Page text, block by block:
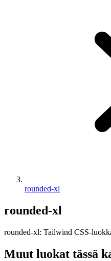
rounded-xl
rounded-xl
rounded-xl: Tailwind CSS-
Muut luokat tässä